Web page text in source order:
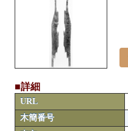
■詳細
URL
木簡番号